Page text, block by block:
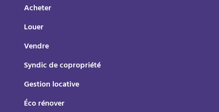
Acheter
Louer
Vendre
Syndic de copropriété
Gestion locative
Éco rénover